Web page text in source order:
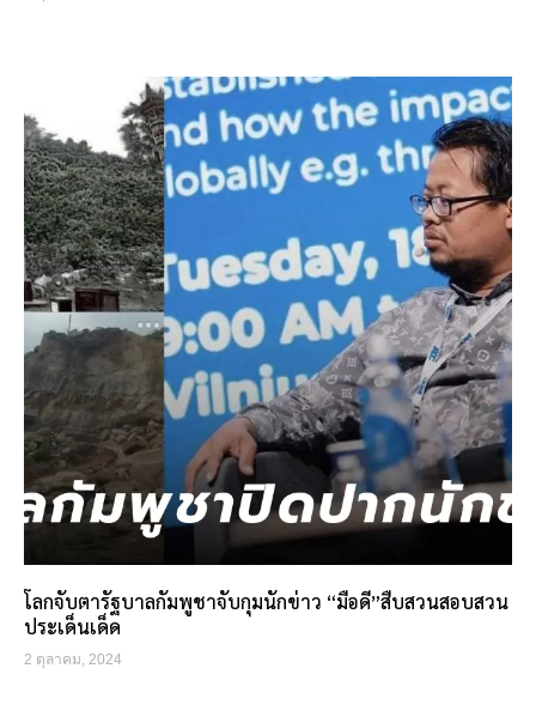
โลกจับตารัฐบาลกัมพูชาจับกุมนักข่าว “มือดี”สืบสวนสอบสวน
ประเด็นเด็ด
2 ตุลาคม, 2024